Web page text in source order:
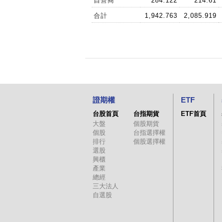
合計 1,942.763 2,085.919
證期權
台股首頁
大盤
個股
排行
選股
興櫃
產業
總經
三大法人
自選股
台指期貨
個股期貨
台指選擇權
個股選擇權
ETF
ETF首頁